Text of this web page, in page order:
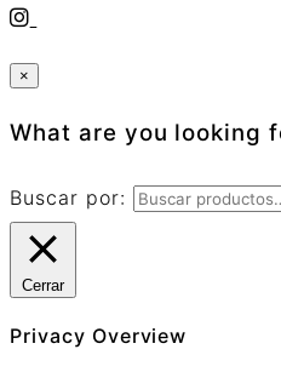
×
What are you looking
Buscar por:
Cerrar
Privacy Overview